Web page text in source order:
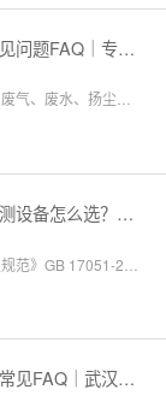
环境在线监测设备厂家常见问题FAQ｜专业厂家答疑解惑
在环保管控日趋严格的当下，废气、废水、扬尘、噪声等环境在线监测设备已成为工矿企业、园区、市政工程必备的合规配套设施。很多客户在选型、合作、安装运维过程中，常会遇到厂家资质、设备精度、数据联网、售后保障等各类问题。 作为专业环境在线监测设备源头厂家，我们深耕环境监测领域多年，拥有自主研发、生产、销售、运维全链条服务能力。下面针对行业高频咨询问题，整理系统化FAQ答疑，一站式解决您的合作与选型顾虑。 一、厂家实力与资质相关问题
城市管网二次供水在线监测设备怎么选？水务单位高频 FAQ
氨氮水质在线监测仪厂家常见FAQ｜武汉正元环境专业解答